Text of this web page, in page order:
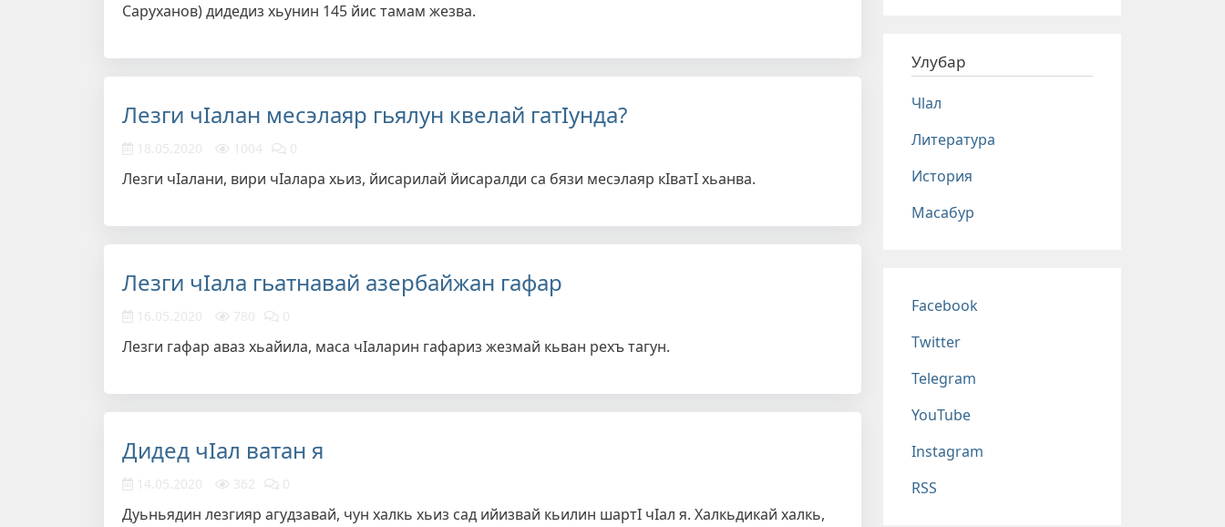
Саруханов) дидедиз хьунин 145 йис тамам жезва.
Лезги чIалан месэлаяр гьялун квелай гатIунда?
18.05.2020 1004 0
Лезги чIалани, вири чIалара хьиз, йисарилай йисаралди са бязи месэлаяр кIватI хьанва.
Лезги чIала гьатнавай азербайжан гафар
16.05.2020 780 0
Лезги гафар аваз хьайила, маса чIаларин гафариз жезмай кьван рехъ тагун.
Дидед чIал ватан я
14.05.2020 362 0
Дуьньядин лезгияр агудзавай, чун халкь хьиз сад ийизвай кьилин шартI чIал я. Халкьдикай халкь,
Улубар
Чlал
Литература
История
Масабур
Соц сети
Facebook
Twitter
Telegram
YouTube
Instagram
RSS